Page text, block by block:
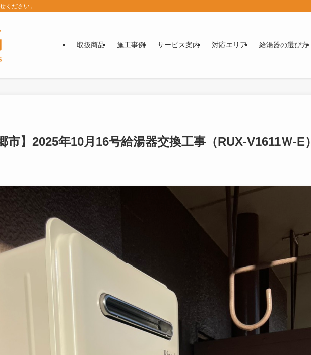
ください。
取扱商品 施工事例 サービス案内 対応エリア 給湯器の選び方
市】2025年10月16号給湯器交換工事（RUX-V1611Ｗ-E）